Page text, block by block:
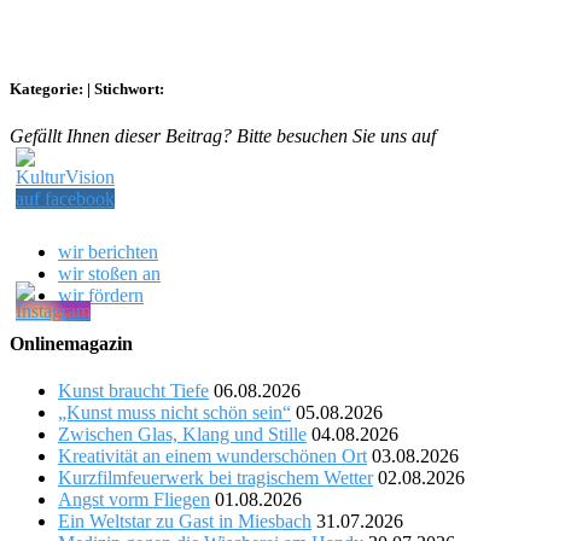
Kategorie: | Stichwort:
Gefällt Ihnen dieser Beitrag? Bitte besuchen Sie uns auf
wir berichten
wir stoßen an
wir fördern
Onlinemagazin
Kunst braucht Tiefe 06.08.2026
„Kunst muss nicht schön sein“ 05.08.2026
Zwischen Glas, Klang und Stille 04.08.2026
Kreativität an einem wunderschönen Ort 03.08.2026
Kurzfilmfeuerwerk bei tragischem Wetter 02.08.2026
Angst vorm Fliegen 01.08.2026
Ein Weltstar zu Gast in Miesbach 31.07.2026